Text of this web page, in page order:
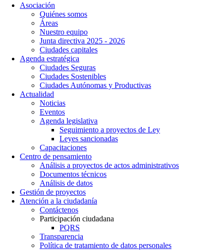
Asociación
Quiénes somos
Áreas
Nuestro equipo
Junta directiva 2025 - 2026
Ciudades capitales
Agenda estratégica
Ciudades Seguras
Ciudades Sostenibles
Ciudades Autónomas y Productivas
Actualidad
Noticias
Eventos
Agenda legislativa
Seguimiento a proyectos de Ley
Leyes sancionadas
Capacitaciones
Centro de pensamiento
Análisis a proyectos de actos administrativos
Documentos técnicos
Análisis de datos
Gestión de proyectos
Atención a la ciudadanía
Contáctenos
Participación ciudadana
PQRS
Transparencia
Política de tratamiento de datos personales